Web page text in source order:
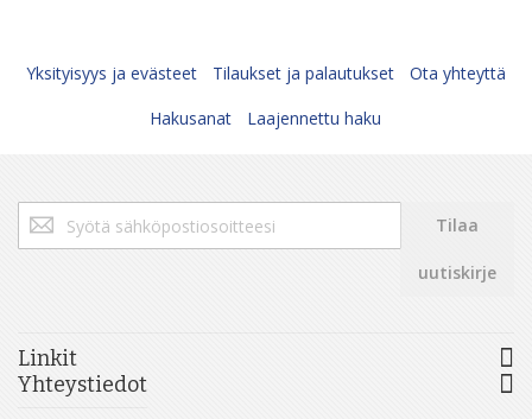
Yksityisyys ja evästeet Tilaukset ja palautukset
Ota yhteyttä
Hakusanat
Laajennettu haku
Tilaa
uutiskirjeemme:
Tilaa
uutiskirje
Linkit
Yhteystiedot